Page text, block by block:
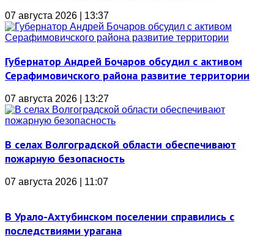
07 августа 2026 | 13:37
Губернатор Андрей Бочаров обсудил с активом
Серафимовичского района развитие территории
07 августа 2026 | 13:27
В селах Волгоградской области обеспечивают
пожарную безопасность
07 августа 2026 | 11:07
В Урало-Ахтубинском поселении справились с
последствиями урагана